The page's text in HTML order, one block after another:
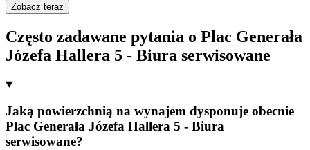
Zobacz teraz
Często zadawane pytania o Plac Generała
Józefa Hallera 5 - Biura serwisowane
Jaką powierzchnią na wynajem dysponuje obecnie
Plac Generała Józefa Hallera 5 - Biura
serwisowane?